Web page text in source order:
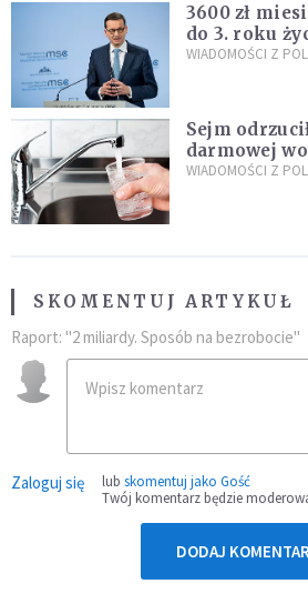
3600 zł
do 3. roku
propozycji
WIADOMOŚCI Z
Sejm
darmowej
WIADOMOŚCI Z
SKOMENTUJ ARTYKUŁ
Raport: "2 miliardy. Sposób na bezrobocie"
Zaloguj się lub skomentuj jako Gość
Twój komentarz będzie
DODAJ